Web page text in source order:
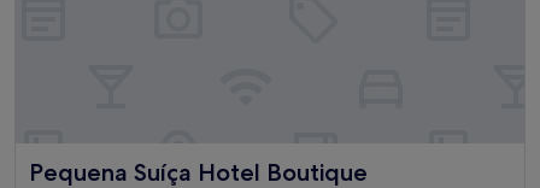
Pequena Suíça Hotel Boutique
Pequena Suíça Hotel Boutique